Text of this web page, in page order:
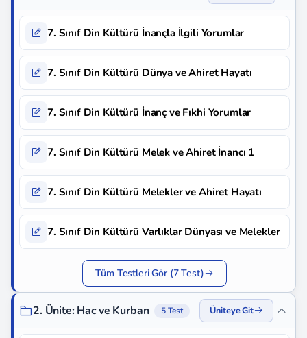
7. Sınıf Din Kültürü İnançla İlgili Yorumlar
7. Sınıf Din Kültürü Dünya ve Ahiret Hayatı
7. Sınıf Din Kültürü İnanç ve Fıkhi Yorumlar
7. Sınıf Din Kültürü Melek ve Ahiret İnancı 1
7. Sınıf Din Kültürü Melekler ve Ahiret Hayatı
7. Sınıf Din Kültürü Varlıklar Dünyası ve Melekler
Tüm Testleri Gör (7 Test)
2. Ünite: Hac ve Kurban 5 Test Üniteye Git